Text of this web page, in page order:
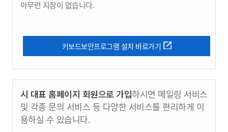
아무런 지장이 없습니다.
키보드보안프로그램 설치 바로가기
시 대표 홈페이지 회원으로 가입하시면 메일링 서비스
및 각종 문의 서비스 등 다양한 서비스를 편리하게 이
용하실 수 있습니다.